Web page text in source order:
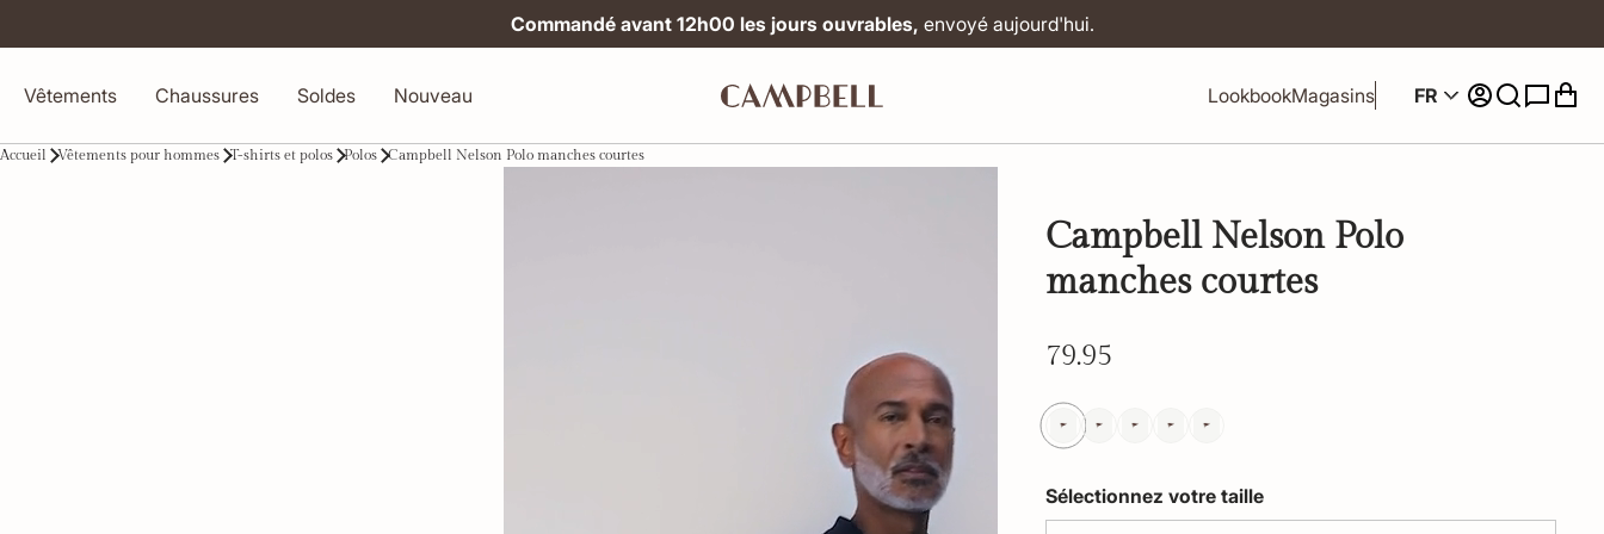
Commandé avant 12h00 les jours ouvrables, envoyé aujourd'hui.
Vêtements Chaussures Soldes Nouveau LookbookMagasins FR
Accueil Vêtements pour hommes T-shirts et polos Polos Campbell Nelson Polo manches courtes
Campbell Nelson Polo
manches courtes
79.95
Sélectionnez votre taille